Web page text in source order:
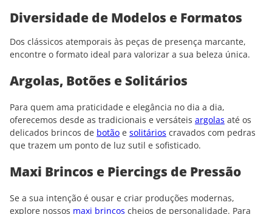
Diversidade de Modelos e Formatos
Dos clássicos atemporais às peças de presença marcante,
encontre o formato ideal para valorizar a sua beleza única.
Argolas, Botões e Solitários
Para quem ama praticidade e elegância no dia a dia,
oferecemos desde as tradicionais e versáteis argolas até os
delicados brincos de botão e solitários cravados com pedras
que trazem um ponto de luz sutil e sofisticado.
Maxi Brincos e Piercings de Pressão
Se a sua intenção é ousar e criar produções modernas,
explore nossos maxi brincos cheios de personalidade. Para